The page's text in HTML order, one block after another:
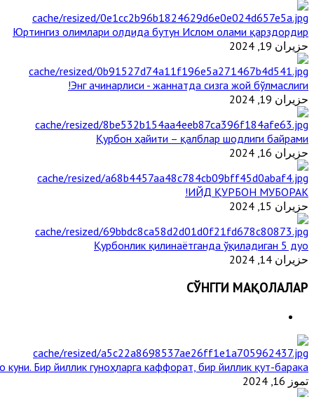
Юртингиз олимлари олдида бутун Ислом олами қарздордир
حزيران 19, 2024
Энг ачинарлиси - жаннатда сизга жой бўлмаслиги!
حزيران 19, 2024
Қурбон ҳайити – қалблар шодлиги байрами
حزيران 16, 2024
ИЙД ҚУРБОН МУБОРАК!
حزيران 15, 2024
Қурбонлик қилинаётганда ўқиладиган 5 дуо
حزيران 14, 2024
СЎНГГИ МАҚОЛАЛАР
Бир йиллик гуноҳларга каффорат, бир йиллик қут-барака
تموز 16, 2024